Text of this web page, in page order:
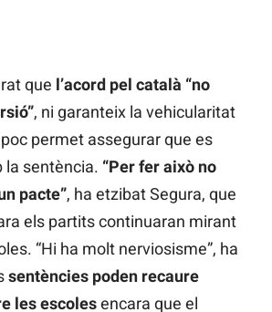
que l’acord pel català “no
, ni garanteix la vehicularitat
permet assegurar que es
la sentència. “Per fer això no
pacte”, ha etzibat Segura, que
els partits continuaran mirant
“Hi ha molt nerviosisme”, ha
sentències poden recaure
les escolesencara que el